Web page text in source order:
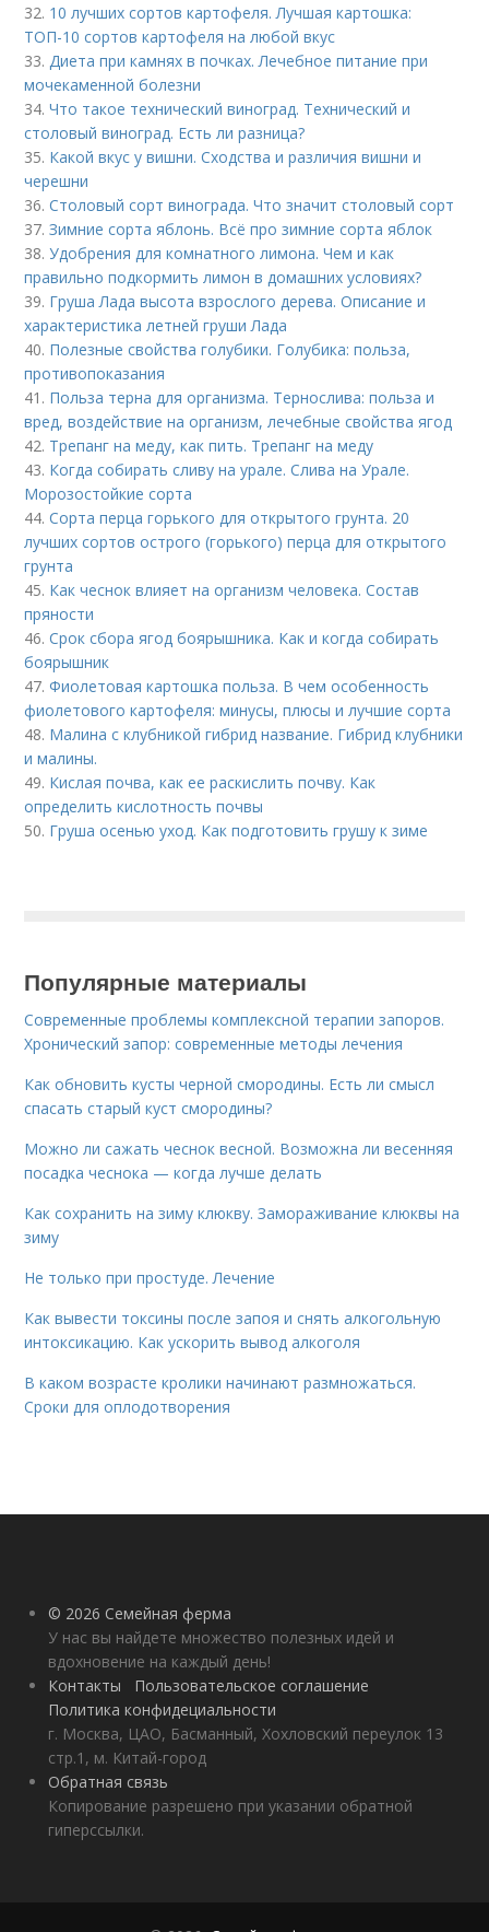
32. 10 лучших сортов картофеля. Лучшая картошка:
ТОП-10 сортов картофеля на любой вкус
33.Диета при камнях в почках. Лечебное питание при
мочекаменной болезни
34.Что такое технический виноград. Технический и
столовый виноград. Есть ли разница?
35. Какой вкус у вишни. Сходства и различия вишни и
черешни
36.Столовый сорт винограда. Что значит столовый сорт
37.Зимние сорта яблонь. Всё про зимние сорта яблок
38.Удобрения для комнатного лимона. Чем и как
правильно подкормить лимон в домашних условиях?
39. Груша Лада высота взрослого дерева. Описание и
характеристика летней груши Лада
40. Полезные свойства голубики. Голубика: польза,
противопоказания
41. Польза терна для организма. Тернослива: польза и
вред, воздействие на организм, лечебные свойства ягод
42. Трепанг на меду, как пить. Трепанг на меду
43. Когда собирать сливу на урале. Слива на Урале.
Морозостойкие сорта
44.Сорта перца горького для открытого грунта. 20
лучших сортов острого (горького) перца для открытого
грунта
45. Как чеснок влияет на организм человека. Состав
пряности
46.Срок сбора ягод боярышника. Как и когда собирать
боярышник
47.Фиолетовая картошка польза. В чем особенность
фиолетового картофеля: минусы, плюсы и лучшие сорта
48. Малина с клубникой гибрид название. Гибрид клубники
и малины.
49. Кислая почва, как ее раскислить почву. Как
определить кислотность почвы
50. Груша осенью уход. Как подготовить грушу к зиме
Популярные материалы
Современные проблемы комплексной терапии запоров.
Хронический запор: современные методы лечения
Как обновить кусты черной смородины. Есть ли смысл
спасать старый куст смородины?
Можно ли сажать чеснок весной. Возможна ли весенняя
посадка чеснока — когда лучше делать
Как сохранить на зиму клюкву. Замораживание клюквы на
зиму
Не только при простуде. Лечение
Как вывести токсины после запоя и снять алкогольную
интоксикацию. Как ускорить вывод алкоголя
В каком возрасте кролики начинают размножаться.
Сроки для оплодотворения
© 2026 Семейная ферма
У нас вы найдете множество полезных идей и
вдохновение на каждый день!
Контакты
Пользовательское соглашение
Политика конфидециальности
г. Москва, ЦАО, Басманный, Хохловский переулок 13
стр.1, м. Китай-город
Обратная связь
Копирование разрешено при указании обратной
гиперссылки.